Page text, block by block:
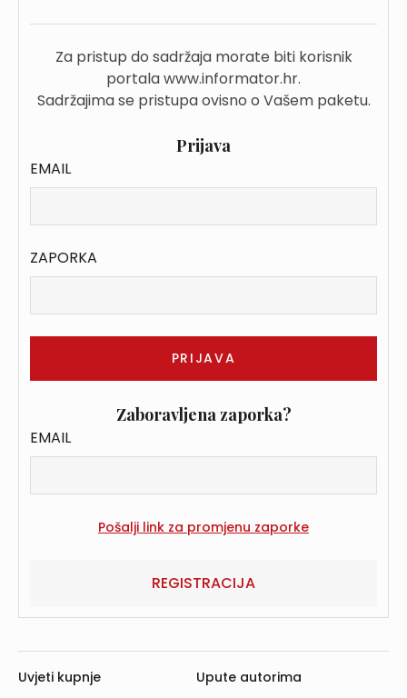
Za pristup do sadržaja morate biti korisnik
portala www.informator.hr.
Sadržajima se pristupa ovisno o Vašem paketu.
Prijava
EMAIL
ZAPORKA
Zaboravljena zaporka?
EMAIL
REGISTRACIJA
Uvjeti kupnje Upute autorima